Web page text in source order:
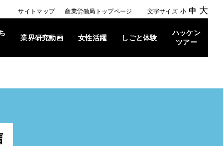
サイトマップ 産業労働局トップページ 文字サイズ 小 中 大
業界研究動画 女性活躍 しごと体験
ハッケン
ツアー